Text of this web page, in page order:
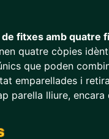
fitxes amb quatre
quatre còpies
que poden
emparellades i
parella lliure,